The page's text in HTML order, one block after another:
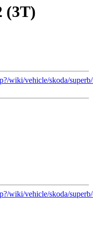
(3T)
wiki/vehicle/skoda/
wiki/vehicle/skoda/